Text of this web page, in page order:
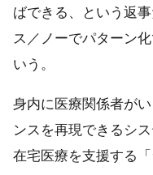
ばできる、という返
ス／ノーでパターン
いう。
身内に医療関係者が
ンスを再現できるシ
在宅医療を支援する